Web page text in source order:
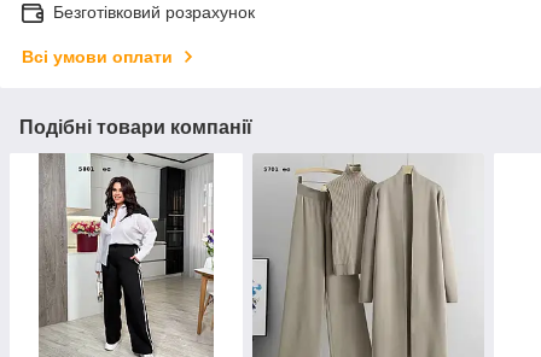
Безготівковий розрахунок
Всі умови оплати
Подібні товари компанії